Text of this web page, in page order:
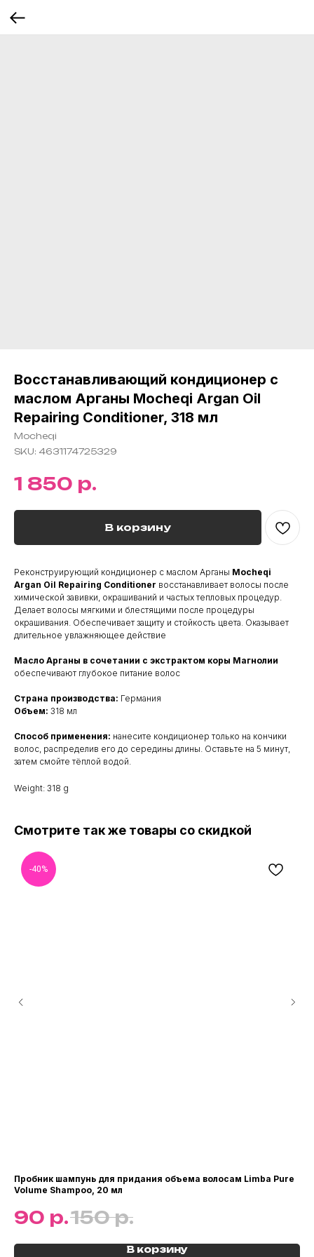
Восстанавливающий кондиционер с
маслом Арганы Mocheqi Argan Oil
Repairing Conditioner, 318 мл
Mocheqi
SKU: 4631174725329
1 850 р.
В корзину
Реконструирующий кондиционер с маслом Арганы Mocheqi
Argan Oil Repairing Conditioner восстанавливает волосы после
химической завивки, окрашиваний и частых тепловых процедур.
Делает волосы мягкими и блестящими после процедуры
окрашивания. Обеспечивает защиту и стойкость цвета. Оказывает
длительное увлажняющее действие
Масло Арганы в сочетании с экстрактом коры Магнолии
обеспечивают глубокое питание волос
Страна производства: Германия
Объем: 318 мл
Способ применения: нанесите кондиционер только на кончики
волос, распределив его до середины длины. Оставьте на 5 минут,
затем смойте тёплой водой.
Weight: 318 g
Смотрите так же товары со скидкой
-40%
Пробник шампунь для придания объема волосам Limba Pure
Volume Shampoo, 20 мл
90 р.150 р.
В корзину